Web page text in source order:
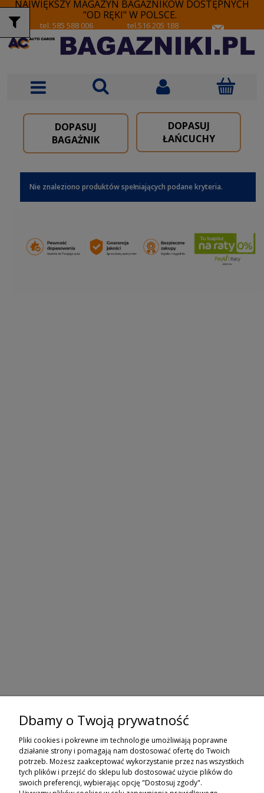
NAJWIĘKSZY MAGAZYN BAGAŻNIKÓW DOSTĘPNYCH
"OD RĘKI" W POLSCE.
tel. 585 588 006 tel.516 205 188
DOPASUJ
BAGAŻNIK
DOPASUJ
ŁAŃCUCHY
Nie znaleziono produktów spełniających podane kryteria.
ZAPISZ SIĘ DO NEWSLETTERA
ZAPISZ SIĘ
ZAKUPY
Dbamy o Twoją prywatność
Pliki cookies i pokrewne im technologie umożliwiają poprawne
działanie strony i pomagają nam dostosować ofertę do Twoich
potrzeb. Możesz zaakceptować wykorzystanie przez nas wszystkich
tych plików i przejść do sklepu lub dostosować użycie plików do
swoich preferencji, wybierając opcję "Dostosuj zgody".